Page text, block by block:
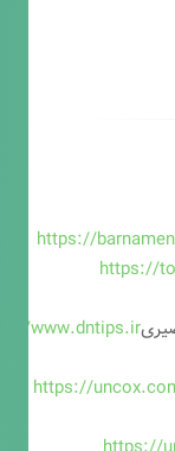
https://
https://
www.dntips.ir
https://